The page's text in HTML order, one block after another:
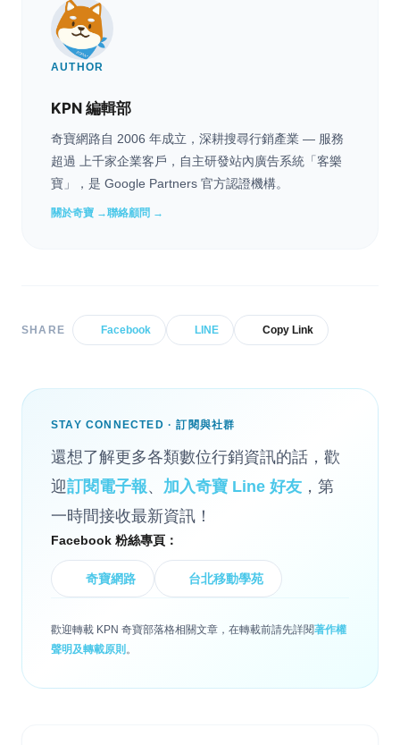
AUTHOR
KPN 編輯部
奇寶網路自 2006 年成立，深耕搜尋行銷產業 — 服務
超過 上千家企業客戶，自主研發站內廣告系統「客樂
寶」，是 Google Partners 官方認證機構。
關於奇寶 →聯絡顧問 →
SHARE Facebook LINE Copy Link
STAY CONNECTED · 訂閱與社群
還想了解更多各類數位行銷資訊的話，歡
迎訂閱電子報、 加入奇寶 Line 好友 ，第
一時間接收最新資訊！
Facebook 粉絲專頁：
奇寶網路 台北移動學苑
歡迎轉載 KPN 奇寶部落格相關文章，在轉載前請先詳閱著作權
聲明及轉載原則 。